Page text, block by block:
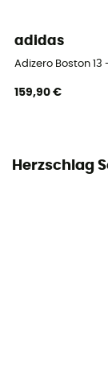
adidas
Adizero Boston
159,90 €
Herzschlag